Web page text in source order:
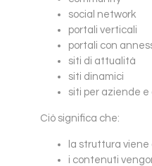
social network
portali verticali
portali con
siti di attualità
siti dinamici
siti per aziende e
Ciò significa che:
la struttura
i contenuti